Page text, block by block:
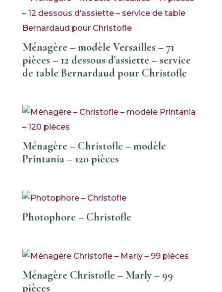
Ménagère – modèle Versailles – 71
pièces – 12 dessous d’assiette – service
de table Bernardaud pour Christofle
Ménagère – Christofle – modèle
Printania – 120 pièces
Photophore – Christofle
Ménagère Christofle – Marly – 99
pièces